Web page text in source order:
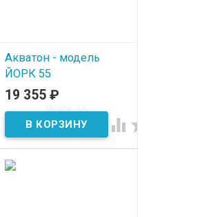
Акватон - модель
ЙОРК 55
В наличии
19 355₽
 